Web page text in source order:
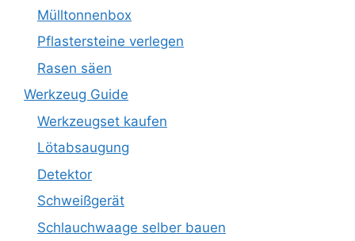
Mülltonnenbox
Pflastersteine verlegen
Rasen säen
Werkzeug Guide
Werkzeugset kaufen
Lötabsaugung
Detektor
Schweißgerät
Schlauchwaage selber bauen